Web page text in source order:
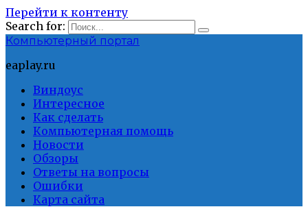
Перейти к контенту
Search for:
Компьютерный портал
eaplay.ru
Виндоус
Интересное
Как сделать
Компьютерная помощь
Новости
Обзоры
Ответы на вопросы
Ошибки
Карта сайта